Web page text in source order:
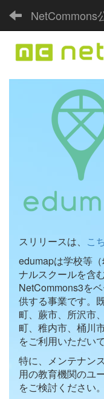
NetCommons
スリリースは、 こ
edumapは学校等
ナルスクールを含
NetCommons3を
供する事業です。
町、蕨市、所沢市
町、稚内市、桶川
をご利用いただい
特に、メンテナン
用の教育機関のユ
をご検討ください。